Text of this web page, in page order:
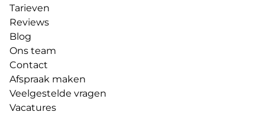
Tarieven
Reviews
Blog
Ons team
Contact
Afspraak maken
Veelgestelde vragen
Vacatures